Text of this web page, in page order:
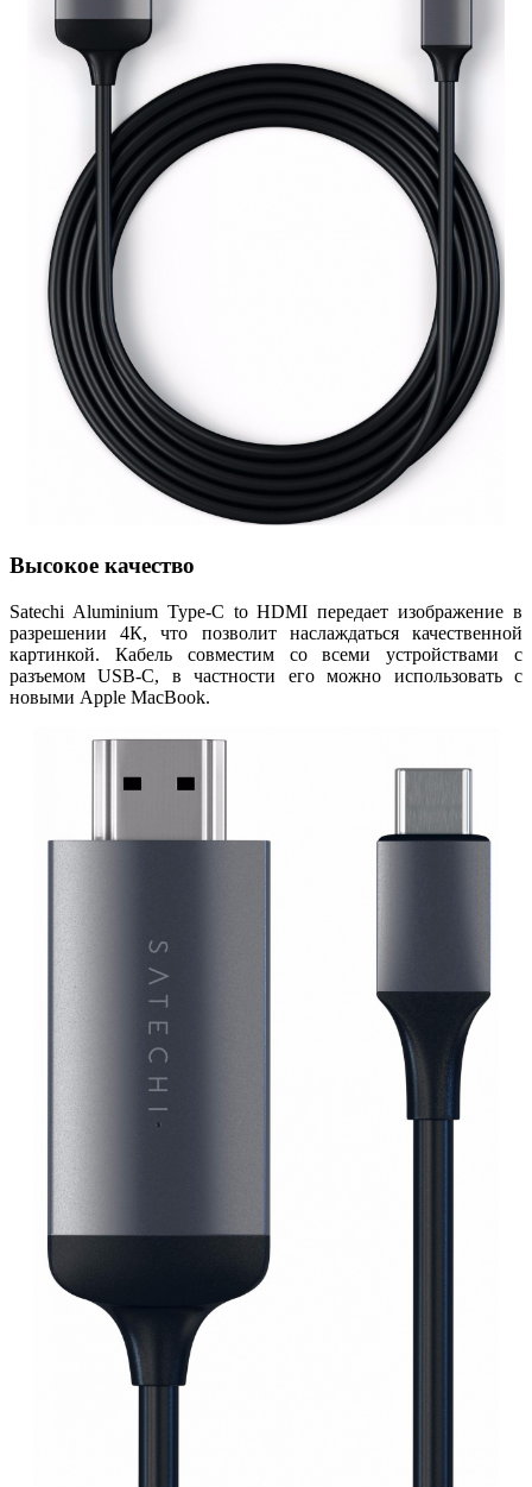
Высокое качество
Satechi Aluminium Type-C to HDMI передает изображение в
разрешении 4К, что позволит наслаждаться качественной
картинкой. Кабель совместим со всеми устройствами с
разъемом USB-C, в частности его можно использовать с
новыми Apple MacBook.